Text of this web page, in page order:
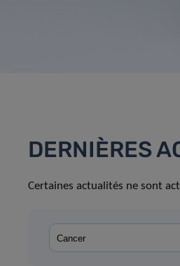
DERNIÈRES
Certaines actualités ne sont